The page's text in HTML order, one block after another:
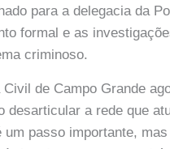
para a delegacia da
formal e as
criminoso.
de Campo Grande
desarticular a rede que
um passo importante,